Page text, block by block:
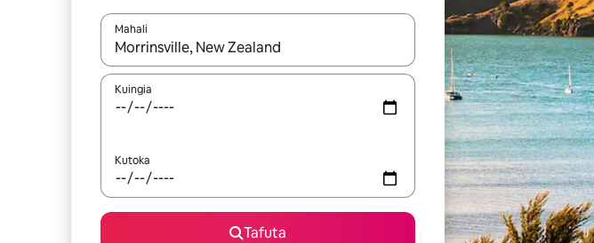
Mahali
Wakati matokeo yanapatikana, vinjari kwa kutumia vitufe vya vishale vya juu na
Kuingia
Kutoka
Tafuta